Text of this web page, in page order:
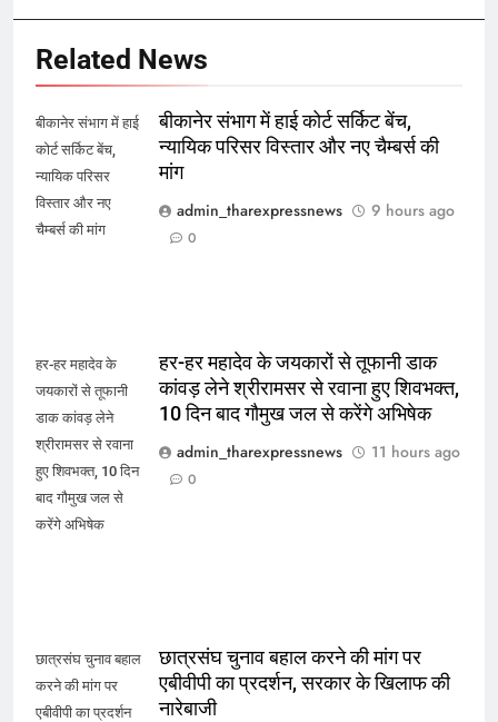
Related News
बीकानेर संभाग में हाई
कोर्ट सर्किट बेंच,
न्यायिक परिसर
विस्तार और नए
चैम्बर्स की मांग
बीकानेर संभाग में हाई कोर्ट सर्किट बेंच,
न्यायिक परिसर विस्तार और नए चैम्बर्स की
मांग
admin_tharexpressnews
9 hours ago
0
हर-हर महादेव के
जयकारों से तूफानी
डाक कांवड़ लेने
श्रीरामसर से रवाना
हुए शिवभक्त, 10 दिन
बाद गौमुख जल से
करेंगे अभिषेक
हर-हर महादेव के जयकारों से तूफानी डाक
कांवड़ लेने श्रीरामसर से रवाना हुए शिवभक्त,
10 दिन बाद गौमुख जल से करेंगे अभिषेक
admin_tharexpressnews
11 hours ago
0
छात्रसंघ चुनाव बहाल
करने की मांग पर
एबीवीपी का प्रदर्शन
छात्रसंघ चुनाव बहाल करने की मांग पर
एबीवीपी का प्रदर्शन, सरकार के खिलाफ की
नारेबाजी